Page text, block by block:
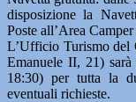
disposizione la
Poste all’Area
L’Ufficio Turismo del
Emanuele II, 21)
18:30) per tutta la
eventuali richieste.